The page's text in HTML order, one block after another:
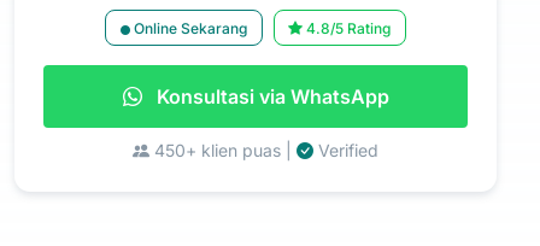
Online Sekarang 4.8/5 Rating
Konsultasi via WhatsApp
450+ klien puas | Verified